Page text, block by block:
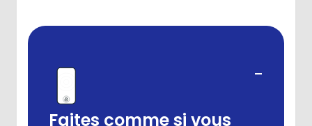
-
Faites comme si vous